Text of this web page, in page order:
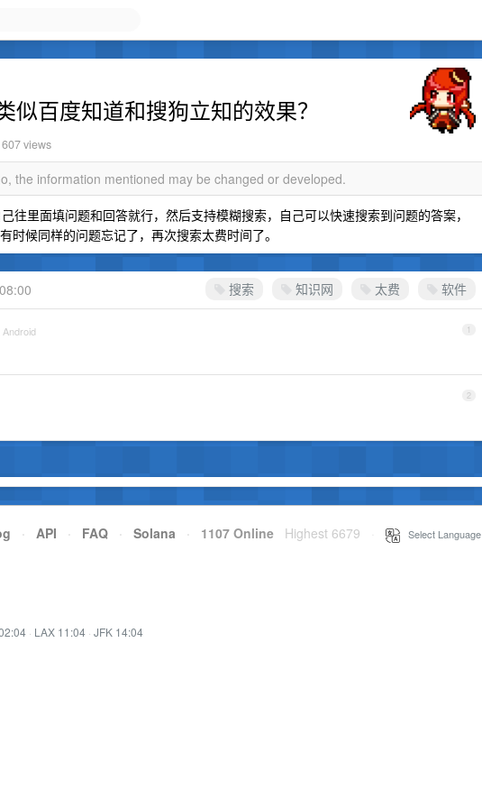
似百度知道和搜狗立知的效果？
views
the information mentioned may be changed or developed.
往里面填问题和回答就行，然后支持模糊搜索，自己可以快速搜索到问题的答案，
时候同样的问题忘记了，再次搜索太费时间了。
搜索 知识网 太费 软件
1
2
· API · FAQ · Solana · 1107 Online Highest 6679 Select Language
· LAX 11:04 · JFK 14:04